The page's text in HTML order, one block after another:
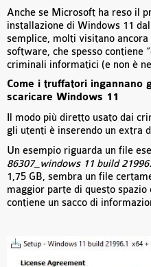
Anche se Microsoft ha reso il
installazione di Windows 11
semplice, molti visitano
software, che spesso contiene
criminali informatici (e non è
Come i truffatori ingannano
scaricare Windows 11
Il modo più diretto usato dai
gli utenti è inserendo un extra
Un esempio riguarda un file
86307_windows 11 build
1,75 GB, sembra un file
maggior parte di questo spazio
contiene un sacco di